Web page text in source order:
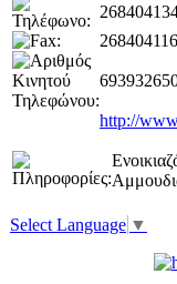
http://
Select Language ▼